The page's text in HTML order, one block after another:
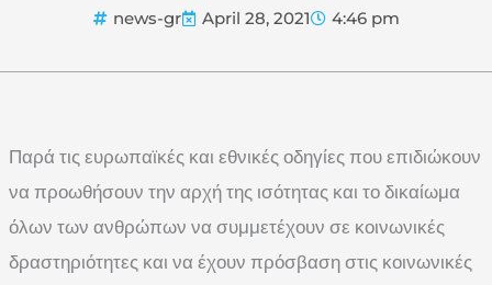
news-gr April 28, 2021 4:46 pm
Παρά τις ευρωπαϊκές και εθνικές οδηγίες που επιδιώκουν
να προωθήσουν την αρχή της ισότητας και το δικαίωμα
όλων των ανθρώπων να συμμετέχουν σε κοινωνικές
δραστηριότητες και να έχουν πρόσβαση στις κοινωνικές